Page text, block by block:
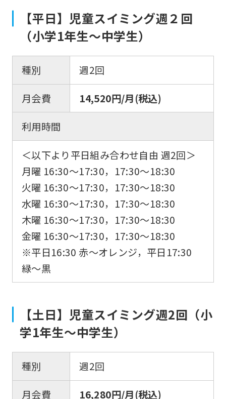
【平日】児童スイミング週２回
（小学1年生〜中学生）
種別
週2回
月会費
14,520円/月(税込)
利用時間
＜以下より平日組み合わせ自由 週2回＞
月曜 16:30〜17:30，17:30〜18:30
火曜 16:30〜17:30，17:30〜18:30
水曜 16:30〜17:30，17:30〜18:30
木曜 16:30〜17:30，17:30〜18:30
金曜 16:30〜17:30，17:30〜18:30
※平日16:30 赤〜オレンジ，平日17:30
緑〜黒
【土日】児童スイミング週2回（小
学1年生～中学生）
種別
週2回
月会費
16,280円/月(税込)